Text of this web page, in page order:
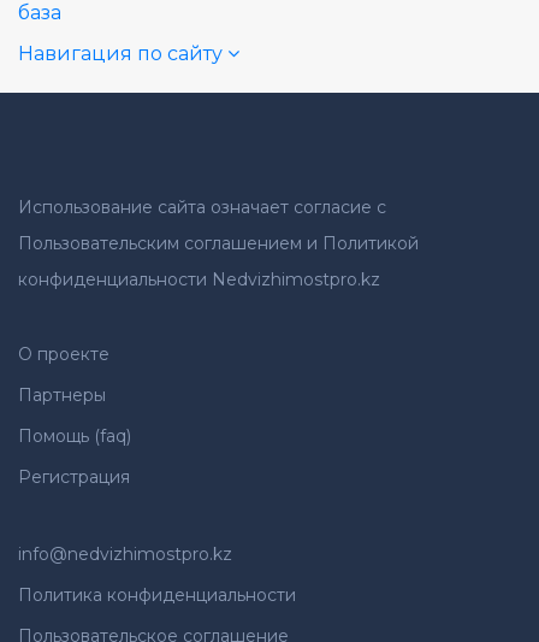
база
Навигация по сайту
Использование сайта означает согласие с
Пользовательским соглашением и Политикой
конфиденциальности Nedvizhimostpro.kz
О проекте
Партнеры
Помощь (faq)
Регистрация
info@nedvizhimostpro.kz
Политика конфиденциальности
Пользовательское соглашение